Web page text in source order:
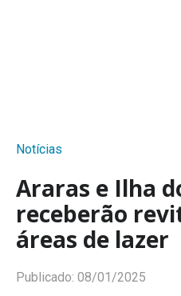
Notícias
Araras e Ilha
receberão
áreas de lazer
Publicado: 08/01/2025